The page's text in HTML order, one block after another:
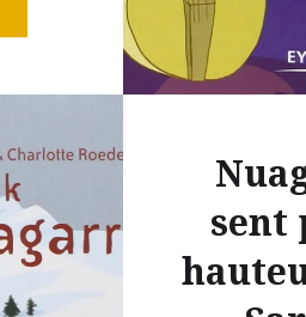
la
coffre
de ce
sent